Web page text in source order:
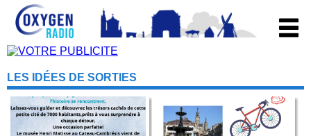
LES IDÉES DE SORTIES